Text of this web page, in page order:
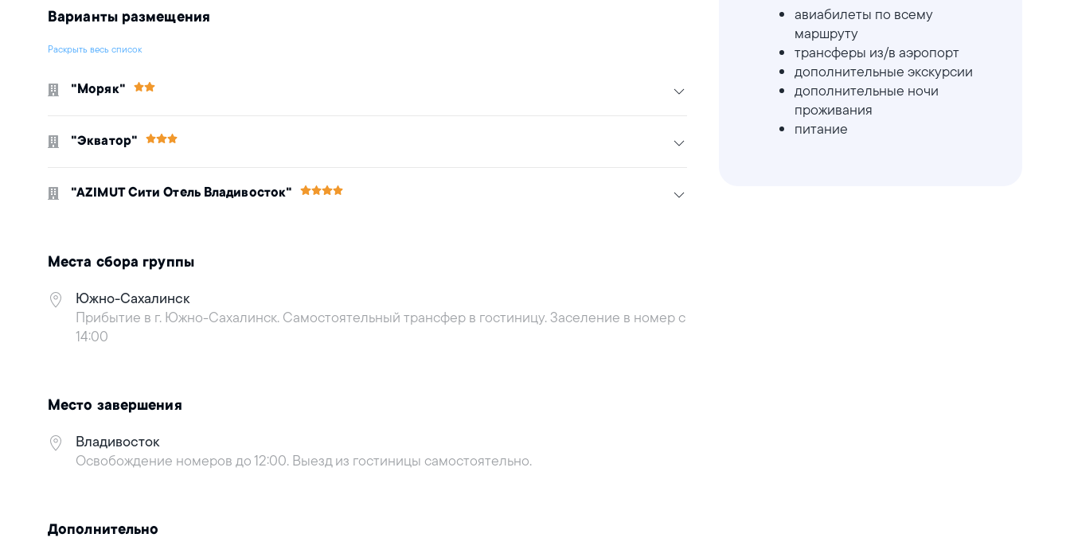
Варианты размещения
Раскрыть весь список
"Моряк"
"Экватор"
"AZIMUT Сити Отель Владивосток"
Места сбора группы
Южно-Сахалинск
Прибытие в г. Южно-Сахалинск. Самостоятельный трансфер в гостиницу. Заселение в номер с
14:00
Место завершения
Владивосток
Освобождение номеров до 12:00. Выезд из гостиницы самостоятельно.
Дополнительно
авиабилеты по всему
маршруту
трансферы из/в аэропорт
дополнительные экскурсии
дополнительные ночи
проживания
питание